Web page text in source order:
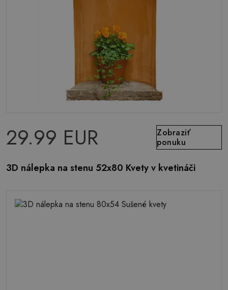
29.99 EUR
Zobraziť
ponuku
3D nálepka na stenu 52x80 Kvety v kvetináči